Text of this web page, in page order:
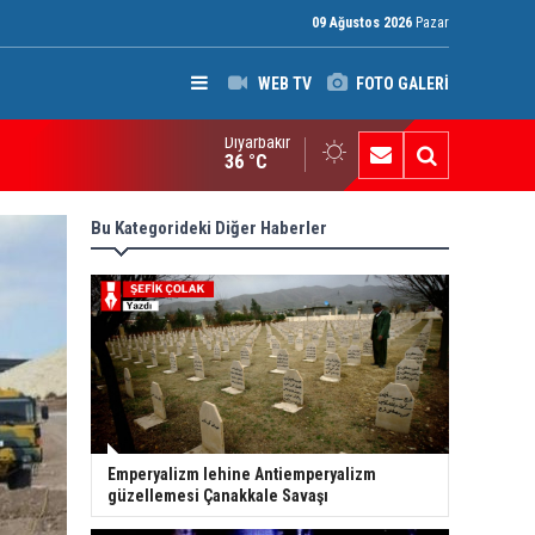
09 Ağustos 2026 Pazar
WEB TV FOTO GALERİ
Mahmud: Başkan Barzani, Kürt saflarını birleştirmeye kararlı
Diyarbakır
36 °C
Bu Kategorideki Diğer Haberler
Emperyalizm lehine Antiemperyalizm
güzellemesi Çanakkale Savaşı